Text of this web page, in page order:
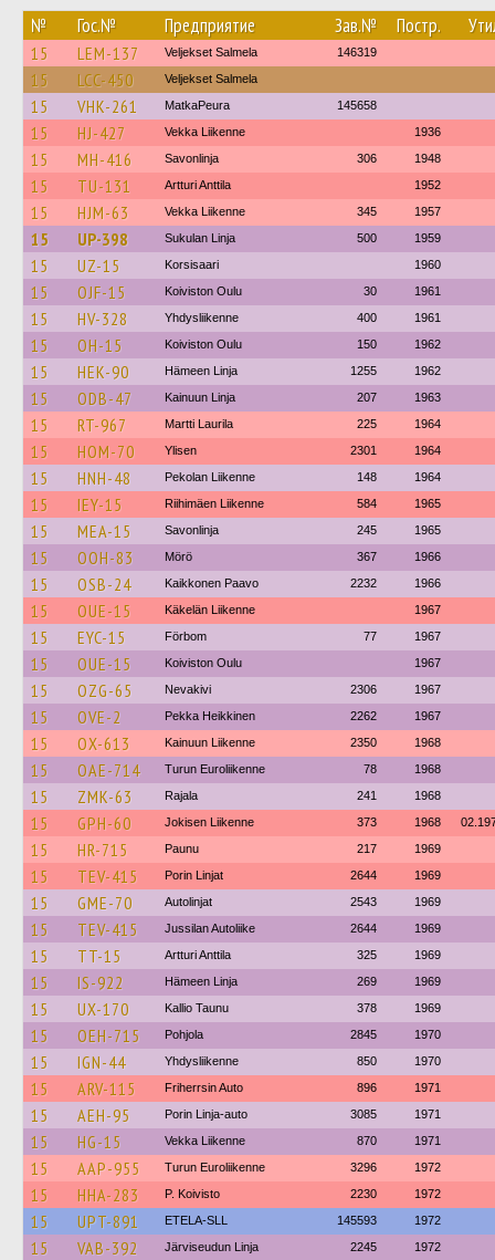
№ Гос.№ Предприятие Зав.№ Постр.
15 LEM-137 Veljekset Salmela 146319
15 LCC-450 Veljekset Salmela
15 VHK-261 MatkaPeura 145658
15 HJ-427 Vekka Liikenne 1936
15 MH-416 Savonlinja 306 1948
15 TU-131 Artturi Anttila 1952
15 HJM-63 Vekka Liikenne 345 1957
15 UP-398 Sukulan Linja 500 1959
15 UZ-15 Korsisaari 1960
15 OJF-15 Koiviston Oulu 30 1961
15 HV-328 Yhdysliikenne 400 1961
15 OH-15 Koiviston Oulu 150 1962
15 HEK-90 Hämeen Linja 1255 1962
15 ODB-47 Kainuun Linja 207 1963
15 RT-967 Martti Laurila 225 1964
15 HOM-70 Ylisen 2301 1964
15 HNH-48 Pekolan Liikenne 148 1964
15 IEY-15 Riihimäen Liikenne 584 1965
15 MEA-15 Savonlinja 245 1965
15 OOH-83 Mörö 367 1966
15 OSB-24 Kaikkonen Paavo 2232 1966
15 OUE-15 Käkelän Liikenne 1967
15 EYC-15 Förbom 77 1967
15 OUE-15 Koiviston Oulu 1967
15 OZG-65 Nevakivi 2306 1967
15 OVE-2 Pekka Heikkinen 2262 1967
15 OX-613 Kainuun Liikenne 2350 1968
15 OAE-714 Turun Euroliikenne 78 1968
15 ZMK-63 Rajala 241 1968
15 GPH-60 Jokisen Liikenne 373 1968
15 HR-715 Paunu 217 1969
15 TEV-415 Porin Linjat 2644 1969
15 GME-70 Autolinjat 2543 1969
15 TEV-415 Jussilan Autoliike 2644 1969
15 TT-15 Artturi Anttila 325 1969
15 IS-922 Hämeen Linja 269 1969
15 UX-170 Kallio Taunu 378 1969
15 OEH-715 Pohjola 2845 1970
15 IGN-44 Yhdysliikenne 850 1970
15 ARV-115 Friherrsin Auto 896 1971
15 AEH-95 Porin Linja-auto 3085 1971
15 HG-15 Vekka Liikenne 870 1971
15 AAP-955 Turun Euroliikenne 3296 1972
15 HHA-283 P. Koivisto 2230 1972
15 UPT-891 ETELA-SLL 145593 1972
15 VAB-392 Järviseudun Linja 2245 1972